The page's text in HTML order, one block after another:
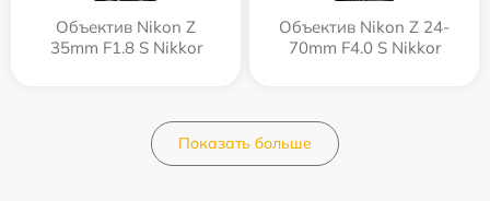
Объектив Nikon Z
35mm F1.8 S Nikkor
Объектив Nikon Z 24-
70mm F4.0 S Nikkor
Показать больше